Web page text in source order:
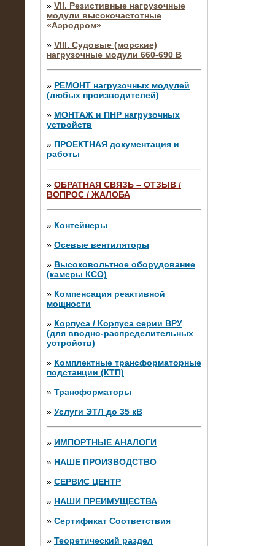
» VII. Резистивные нагрузочные
модули высокочастотные
«Аэродром»
» VIII. Судовые (морские)
нагрузочные модули 660-690 В
» РЕМОНТ нагрузочных модулей
(любых производителей)
» МОНТАЖ и ПНР нагрузочных
устройств
» ПРОЕКТНАЯ документация и
работы
» ОБРАТНАЯ СВЯЗЬ – ОТЗЫВ /
ВОПРОС / ЖАЛОБА
» Контейнеры
» Осевые вентиляторы
» Высоковольтное оборудование
(камеры КСО)
» Компенсация реактивной
мощности
» Корпуса / Корпуса серии ВРУ
(для вводно-распределительных
устройств)
» Комплектные трансформаторные
подстанции (КТП)
» Трансформаторы
» Услуги ЭТЛ до 35 кВ
» ИМПОРТНЫЕ АНАЛОГИ
» НАШЕ ПРОИЗВОДСТВО
» СЕРВИС ЦЕНТР
» НАШИ ПРЕИМУЩЕСТВА
» Сертификат Соответствия
» Теоретический раздел
10.04.2015
Аренда нагрузочного модуля 4 МВт,
10 кВ
28.02.2015
Нагрузочные модули 700 кВт (4
штуки)